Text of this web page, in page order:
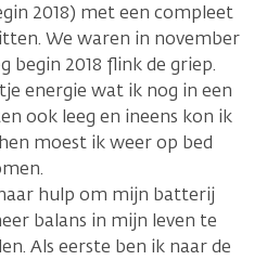
2018) met een compleet
We waren in november
begin 2018 flink de griep.
energie wat ik nog in een
ook leeg en ineens kon ik
moest ik weer op bed
hulp om mijn batterij
balans in mijn leven te
Als eerste ben ik naar de